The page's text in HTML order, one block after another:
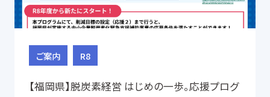
ご案内 R8
【福岡県】脱炭素経営 はじめの一歩。応援プログ